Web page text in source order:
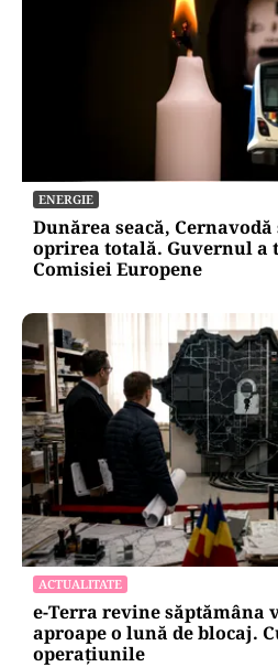
ENERGIE
Dunărea seacă, Cernavodă
oprirea totală. Guvernul a
Comisiei Europene
ACTUALITATE
e-Terra revine săptămâna
aproape o lună de blocaj.
operațiunile